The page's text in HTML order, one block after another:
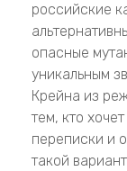
российские
опасные
уникальным
Крейна из
тем, кто
переписки и
такой